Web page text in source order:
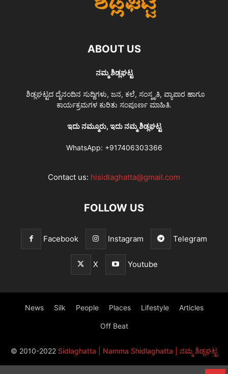
ABOUT US
ನಮ್ಮ ಶಿಡ್ಲಘಟ್ಟ
ಶಿಡ್ಲಘಟ್ಟದ ದೈನಂದಿನ ಸುದ್ದಿಗಳು, ಜನ, ಕಲೆ, ಸಂಸ್ಕೃತಿ, ವ್ಯಾಪಾರ ಹಾಗೂ
ಕಾರ್ಯಕ್ರಮಗಳ ಕುರಿತು ಸಂಪೂರ್ಣ ಮಾಹಿತಿ.
ಇದು ನಮ್ಮೂರು, ಇದು ನಮ್ಮ ಶಿಡ್ಲಘಟ್ಟ
WhatsApp: +917406303366
Contact us: hisidlaghatta@gmail.com
FOLLOW US
Facebook Instagram Telegram
X Youtube
News Silk People Places Lifestyle Articles
Off Beat
© 2010-2022 Sidlaghatta | Namma Shidlaghatta | ನಮ್ಮ ಶಿಡ್ಲಘಟ್ಟ